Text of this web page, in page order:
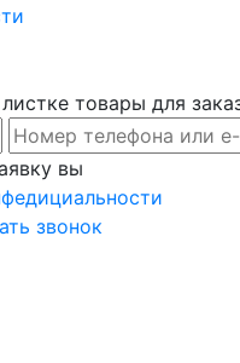
товары для
вы
звонок